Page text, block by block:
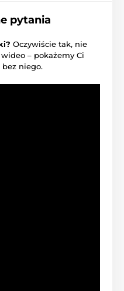
pytania
Oczywiście tak, nie
– pokażemy Ci
niego.